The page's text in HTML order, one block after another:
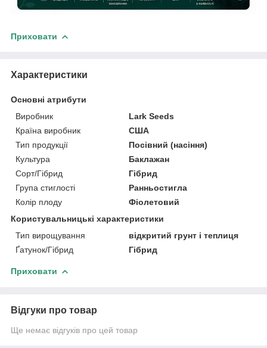
Приховати
Характеристики
Основні атрибути
Виробник
Lark Seeds
Країна виробник
США
Тип продукції
Посівний (насіння)
Культура
Баклажан
Сорт/Гібрид
Гібрид
Група стиглості
Ранньостигла
Колір плоду
Фіолетовий
Користувальницькі характеристики
Тип вирощування
відкритий грунт і теплиця
Ґатунок/Гібрид
Гібрид
Приховати
Відгуки про товар
Ще немає відгуків про цей товар